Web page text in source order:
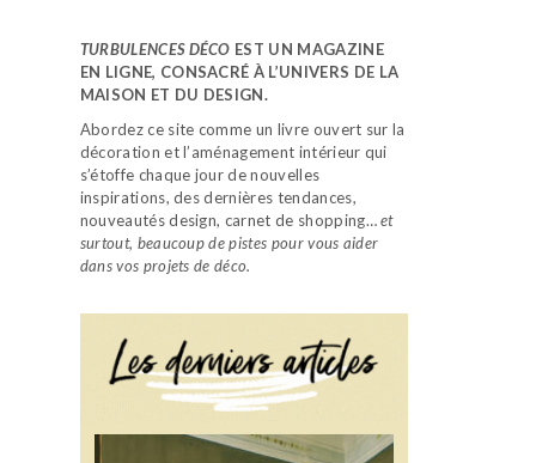
TURBULENCES DÉCO EST UN MAGAZINE
EN LIGNE, CONSACRÉ À L’UNIVERS DE LA
MAISON ET DU DESIGN.
Abordez ce site comme un livre ouvert sur la
décoration et l’aménagement intérieur qui
s’étoffe chaque jour de nouvelles
inspirations, des dernières tendances,
nouveautés design, carnet de shopping…et
surtout, beaucoup de pistes pour vous aider
dans vos projets de déco.